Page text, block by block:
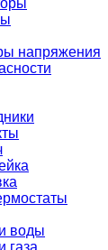
напряжения
воды